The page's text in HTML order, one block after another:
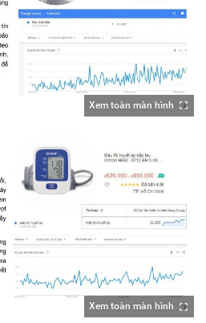
Xem toàn màn hình
Xem toàn màn hình